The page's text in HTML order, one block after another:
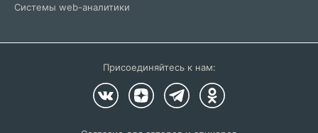
Системы web-аналитики
Присоединяйтесь к нам: